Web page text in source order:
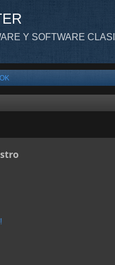
Y SOFTWARE